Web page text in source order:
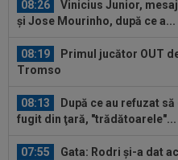
08:26
Vinicius Junior,
și Jose Mourinho, după ce a...
08:19
Primul jucător OUT
Tromso
08:13
După ce au refuzat
fugit din ţară, "trădătoarele"...
07:55
Gata: Rodri și-a dat